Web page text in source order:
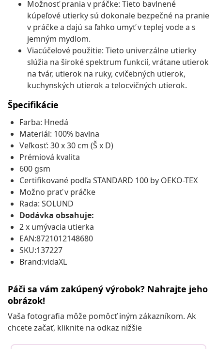
Možnosť prania v práčke: Tieto bavlnené
kúpeľové utierky sú dokonale bezpečné na pranie
v práčke a dajú sa ľahko umyť v teplej vode a s
jemným mydlom.
Viacúčelové použitie: Tieto univerzálne utierky
slúžia na široké spektrum funkcií, vrátane utierok
na tvár, utierok na ruky, cvičebných utierok,
kuchynských utierok a telocvičných utierok.
Špecifikácie
Farba: Hnedá
Materiál: 100% bavlna
Veľkosť: 30 x 30 cm (Š x D)
Prémiová kvalita
600 gsm
Certifikované podľa STANDARD 100 by OEKO-TEX
Možno prať v práčke
Rada: SOLUND
Dodávka obsahuje:
2 x umývacia utierka
EAN:8721012148680
SKU:137227
Brand:vidaXL
Páči sa vám zakúpený výrobok? Nahrajte jeho
obrázok!
Vaša fotografia môže pomôcť iným zákazníkom. Ak
chcete začať, kliknite na odkaz nižšie